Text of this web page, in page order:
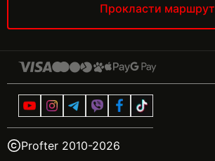
Прокласти маршрут
Profter 2010-2026